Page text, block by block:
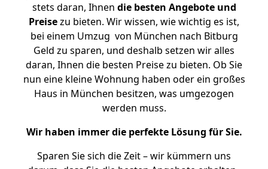
stets daran, Ihnen die besten Angebote und
Preisezu bieten. Wir wissen, wie wichtig es ist,
bei einem Umzug von München nach Bitburg
Geld zu sparen, und deshalb setzen wir alles
daran, Ihnen die besten Preise zu bieten. Ob Sie
nun eine kleine Wohnung haben oder ein großes
Haus in München besitzen, was umgezogen
werden muss.
Wir haben immer die perfekte Lösung für Sie.
Sparen Sie sich die Zeit – wir kümmern uns